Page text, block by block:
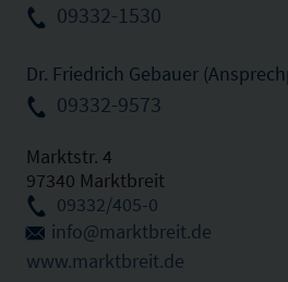
09332-1530
Dr. Friedrich Gebauer
09332-9573
Marktstr. 4
97340 Marktbreit
09332/405-0
info@marktbreit.de
www.marktbreit.de